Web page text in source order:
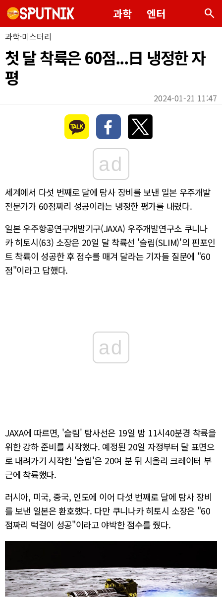
과학 엔터 search
과학·미스터리
첫 달 착륙은 60점...日 냉정한 자
평
2024-01-21 11:47
ad
세계에서 다섯 번째로 달에 탐사 장비를 보낸 일본 우주개발
전문가가 60점짜리 성공이라는 냉정한 평가를 내렸다.
일본 우주항공연구개발기구(JAXA) 우주개발연구소 쿠니나
카 히토시(63) 소장은 20일 달 착륙선 '슬림(SLIM)'의 핀포인
트 착륙이 성공한 후 점수를 매겨 달라는 기자들 질문에 "60
점"이라고 답했다.
ad
JAXA에 따르면, '슬림' 탐사선은 19일 밤 11시40분경 착륙을
위한 강하 준비를 시작했다. 예정된 20일 자정부터 달 표면으
로 내려가기 시작한 '슬림'은 20여 분 뒤 시올리 크레이터 부
근에 착륙했다.
러시아, 미국, 중국, 인도에 이어 다섯 번째로 달에 탐사 장비
를 보낸 일본은 환호했다. 다만 쿠니나카 히토시 소장은 "60
점짜리 턱걸이 성공"이라고 야박한 점수를 줬다.